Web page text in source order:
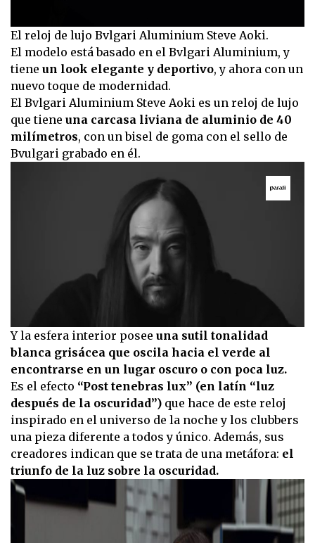
El reloj de lujo Bvlgari Aluminium Steve Aoki.
El modelo está basado en el Bvlgari Aluminium, y
tiene un look elegante y deportivo, y ahora con un
nuevo toque de modernidad.
El Bvlgari Aluminium Steve Aoki es un reloj de lujo
que tiene una carcasa liviana de aluminio de 40
milímetros, con un bisel de goma con el sello de
Bvulgari grabado en él.
0
seconds
of
15
seconds
Y la esfera interior posee una sutil tonalidad
blanca grisácea que oscila hacia el verde al
encontrarse en un lugar oscuro o con poca luz.
Es el efecto “Post tenebras lux” (en latín “luz
después de la oscuridad”) que hace de este reloj
inspirado en el universo de la noche y los clubbers
una pieza diferente a todos y único. Además, sus
creadores indican que se trata de una metáfora: el
triunfo de la luz sobre la oscuridad.